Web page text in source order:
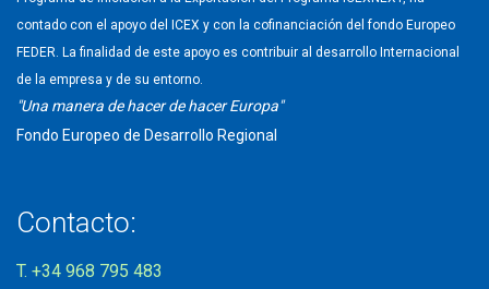
contado con el apoyo del ICEX y con la cofinanciación del fondo Europeo
FEDER. La finalidad de este apoyo es contribuir al desarrollo Internacional
de la empresa y de su entorno.
"Una manera de hacer de hacer Europa"
Fondo Europeo de Desarrollo Regional
Contacto:
T. +34 968 795 483